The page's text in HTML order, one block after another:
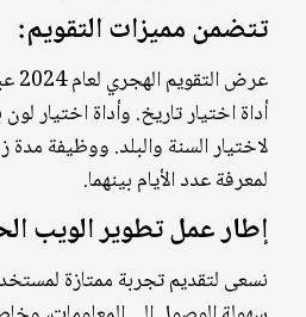
تتضمن مميزات التقويم:
أداة اختيار تاريخ. وأداة اختيار
لاختيار السنة والبلد. ووظيفة مدة
لمعرفة عدد الأيام بينهما.
إطار عمل تطوير الويب
نسعى لتقديم تجربة ممتازة